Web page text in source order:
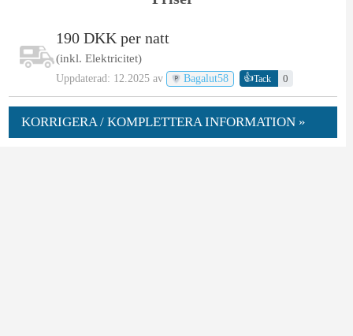
190 DKK per natt
(inkl. Elektricitet)
Uppdaterad: 12.2025 av Bagalut58 👍Tack 0
KORRIGERA / KOMPLETTERA INFORMATION »